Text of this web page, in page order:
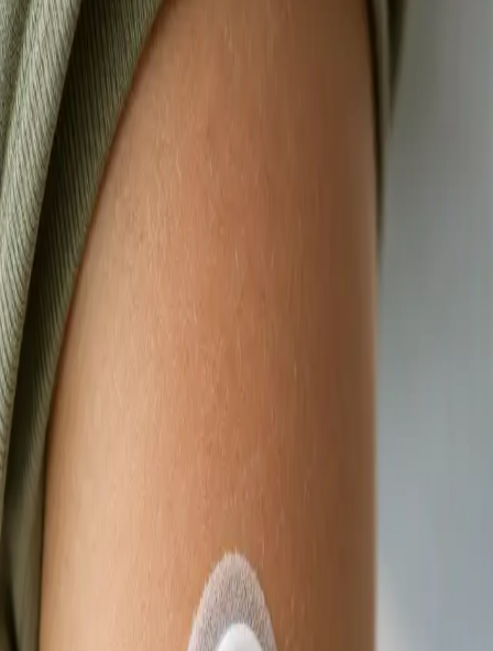
1/3
Praktické
Videokonsultace s lékařem, který má na vás čas
Většina pacientů začíná zde. Vyberte volný
termín konzultace s lékařem registrovaným ve
vaší zemi.
Od
Kč900
Délka
15 min
Zjistit více
Rezervovat konzultaci
Praktické
eNeschopenka online
Lékař registrovaný v ČLK posoudí vaše příznaky na videu a
vystaví eNeschopenku elektronicky, je-li to klinicky
odůvodněno. Termín ještě dnes.